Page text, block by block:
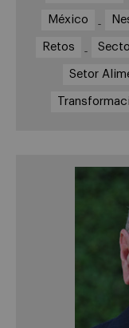
México
Retos
Setor